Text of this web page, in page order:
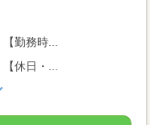
勤務時...
休日・...